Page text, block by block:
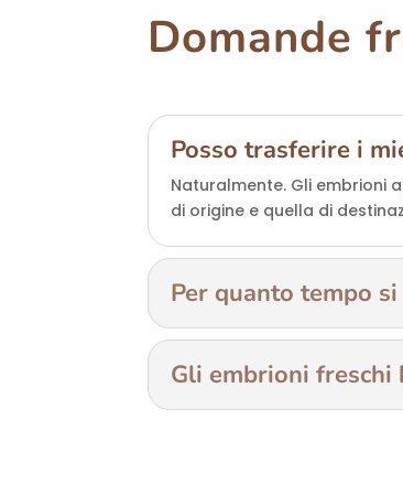
Domande
Posso trasferire i
Naturalmente. Gli embrioni
di origine e quella di
Per quanto tempo
Gli embrioni freschi